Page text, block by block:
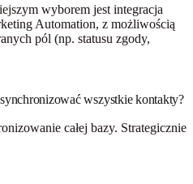
wyborem jest integracja
Automation, z możliwością
pól (np. statusu zgody,
wszystkie kontakty?
całej bazy. Strategicznie